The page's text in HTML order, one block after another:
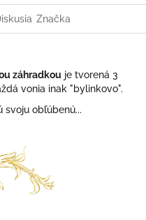
Značka
záhradkou je tvorená 3
vonia inak "bylinkovo".
svoju obľúbenú...